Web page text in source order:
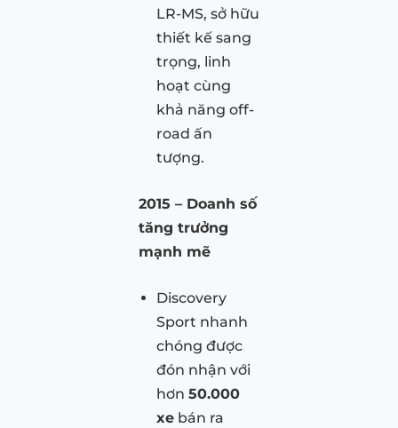
LR-MS, sở hữu
thiết kế sang
trọng, linh
hoạt cùng
khả năng off-
road ấn
tượng.
2015 – Doanh số
tăng trưởng
mạnh mẽ
Discovery
Sport nhanh
chóng được
đón nhận với
hơn 50.000
xe bán ra